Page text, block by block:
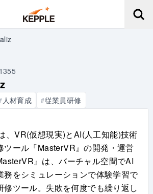
人材育成 #従業員研修
、VR(仮想現実)とAI(人工知能)技術
ツール『MasterVR』の開発・運営
』は、バーチャル空間でAI
務をシミュレーションで体験学習で
修ツール。失敗を何度でも繰り返し